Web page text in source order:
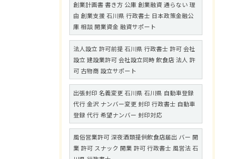
創業計画書 書き方 公庫 創業融資 通らない 理
由 創業支援 石川県 行政書士 日本政策金融公
庫 相談 開業資金 融資サポート
法人設立 許可前提 石川県 行政書士 許可 会社
設立 建設業許可 会社設立同時 飲食店 法人 許
可 古物商 設立サポート
出張封印 名義変更 石川県 石川県 自動車登録
代行 金沢 ナンバー変更 封印 行政書士 自動車
登録 代行 希望ナンバー 封印対応
風俗営業許可 深夜酒類提供飲食店届出 バー 開
業 許可 スナック 開業 許可 行政書士 風営法 石